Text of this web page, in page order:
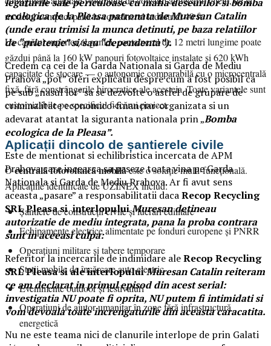
ecologica de la Pleasa patronata de Muresan Catalin
(unde erau trimisi la munca detinuti, pe baza relatiilor
de “prietenie” si/sau “dependenta”).
Credem ca cei de la Garda Nationala si Garda de Mediu
Prahova „pot” oferi explicatii despre cum a fost posibil ca
pe sub „nasul lor” sa se dezvolte o astfel de grupare de
criminalitate economico-financiar-organizata si un
adevarat atantat la siguranta nationala prin „Bomba
ecologica de la Pleasa”.
Este de mentionat si echilibristica incercata de APM
Prahova care incearca sa paseze toata vina pe Garda
Nationala si Garda de Mediu Prahova. Ar fi avut sens
aceasta „pasare” a responsabilitatii dacaRecop Recycling
SRL Pleasa si interlopuluiMuresan detineau
autorizatie de mediu integrata, pana la proba contrara
sunt in aceeasi culpa:
Referitor la incercarile de indimidare aleRecop Recycling
SRL Pleasa si ale interlopuluiMuresan Catalin reiteram
ce am declarat in primul episod din acest serial:
investigatia NU poate fi oprita, NU putem fi intimidati si
vom devoala toate increngaturile din aceasta caracatita.
Nu ne este teama nici de clanurile interlope de prin Galati
modelul compact până la containerul industrial 40 ft.
La capătul superior al gamei, containerul de 12 metri lungime poate
găzdui până la 160 kW panouri fotovoltaice instalate și 620 kWh
capacitate de stocare — o autonomie comparabilă cu o microcentrală
fixă, fără constrângerile birocratice ale acesteia. Toate variantele sunt
customizabile pe specificul fiecărui proiect.
Aplicații dincolo de șantierele civile
Ocentrală fotovoltaică mobilăeste o soluție multi-funcțională.
Aplicațiile identificate de UZINEX includ:
Șantiere de construcții civile și lucrări edilitare
Echipamente electrice alimentate pe fonduri europene și PNRR
Operațiuni militare și tabere temporare
Stații mobile de încărcare auto electric
Evenimente outdoor și festivaluri
Operațiuni de ajutor umanitar în zone fără infrastructură
energetică